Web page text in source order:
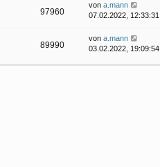
97960
von a.mann
07.02.2022, 12:33:31
89990
von a.mann
03.02.2022, 19:09:54